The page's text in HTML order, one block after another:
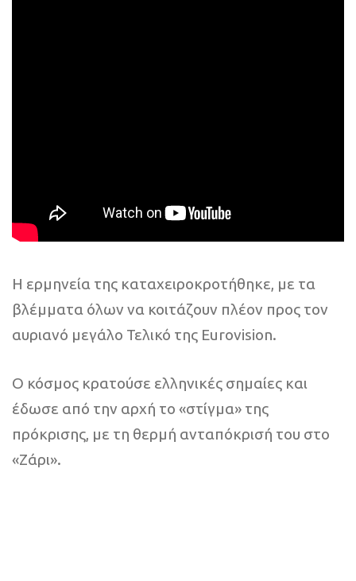
Η ερμηνεία της καταχειροκροτήθηκε, με τα
βλέμματα όλων να κοιτάζουν πλέον προς τον
αυριανό μεγάλο Τελικό της Eurovision.
Ο κόσμος κρατούσε ελληνικές σημαίες και
έδωσε από την αρχή το «στίγμα» της
πρόκρισης, με τη θερμή ανταπόκρισή του στο
«Ζάρι».